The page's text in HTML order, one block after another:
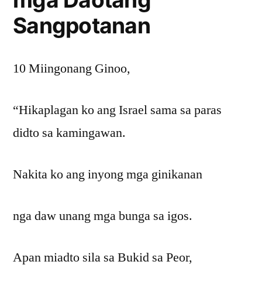
Sangpotanan
10 Miingonang Ginoo,
“Hikaplagan ko ang Israel sama sa paras
didto sa kamingawan.
Nakita ko ang inyong mga ginikanan
nga daw unang mga bunga sa igos.
Apan miadto sila sa Bukid sa Peor,